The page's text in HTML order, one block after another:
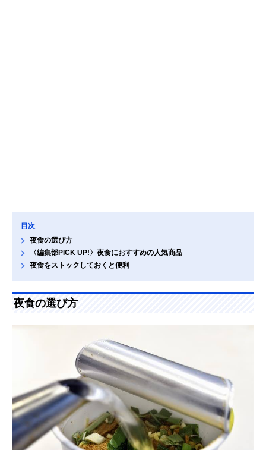
目次
夜食の選び方
〈編集部PICK UP!〉夜食におすすめの人気商品
夜食をストックしておくと便利
夜食の選び方